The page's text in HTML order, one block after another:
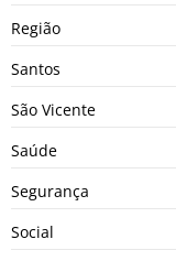
Região
Santos
São Vicente
Saúde
Segurança
Social